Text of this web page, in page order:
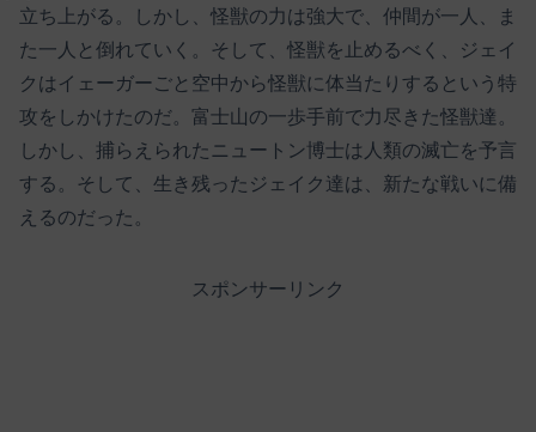
立ち上がる。しかし、怪獣の力は強大で、仲間が一人、ま
た一人と倒れていく。そして、怪獣を止めるべく、ジェイ
クはイェーガーごと空中から怪獣に体当たりするという特
攻をしかけたのだ。富士山の一歩手前で力尽きた怪獣達。
しかし、捕らえられたニュートン博士は人類の滅亡を予言
する。そして、生き残ったジェイク達は、新たな戦いに備
えるのだった。
スポンサーリンク